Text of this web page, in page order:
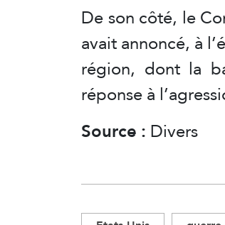
De son côté, le
avait annoncé, à
région, dont la
réponse à
Source :Divers